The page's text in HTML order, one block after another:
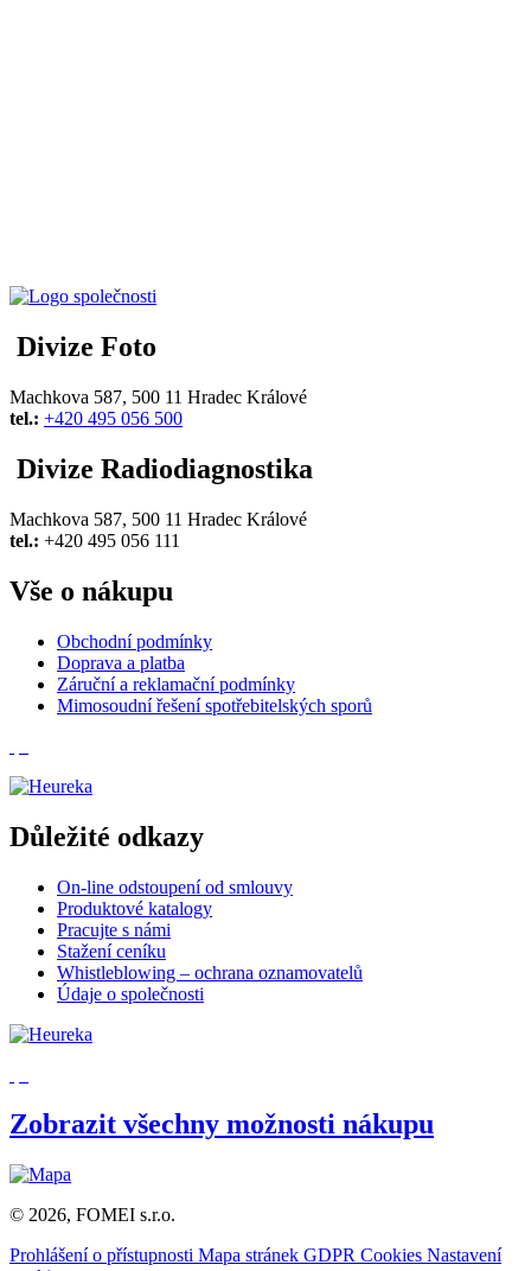
Divize Foto
Machkova 587, 500 11 Hradec Králové
tel.: +420 495 056 500
Divize Radiodiagnostika
Machkova 587, 500 11 Hradec Králové
tel.: +420 495 056 111
Vše o nákupu
Obchodní podmínky
Doprava a platba
Záruční a reklamační podmínky
Mimosoudní řešení spotřebitelských sporů
Důležité odkazy
On-line odstoupení od smlouvy
Produktové katalogy
Pracujte s námi
Stažení ceníku
Whistleblowing – ochrana oznamovatelů
Údaje o společnosti
Zobrazit všechny možnosti nákupu
© 2026, FOMEI s.r.o.
Prohlášení o přístupnosti Mapa stránek GDPR Cookies Nastavení